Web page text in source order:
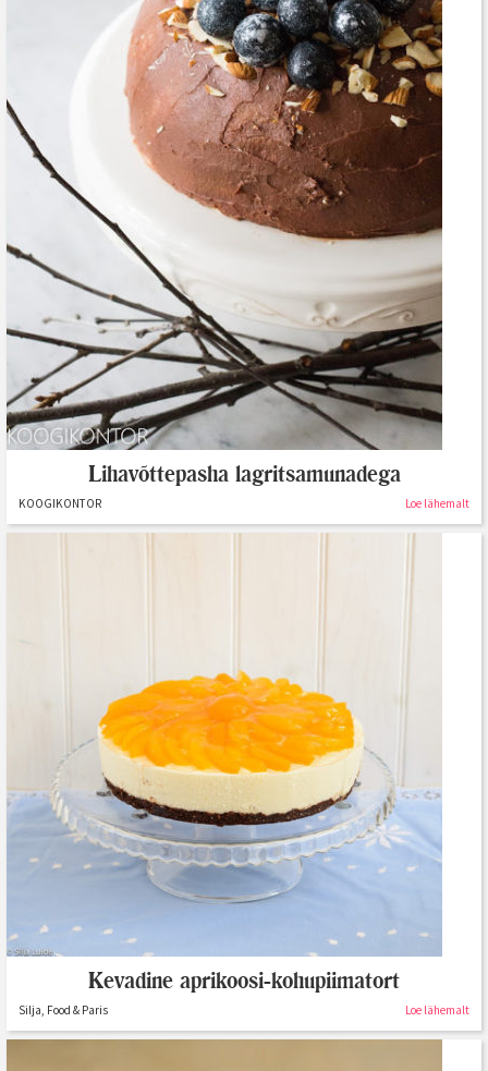
Lihavõttepasha lagritsamunadega
KOOGIKONTOR Loe lähemalt
Kevadine aprikoosi-kohupiimatort
Silja, Food & Paris Loe lähemalt